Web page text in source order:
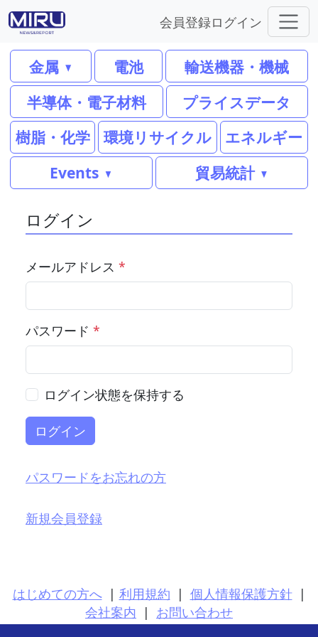
会員登録ログイン
金属 電池
輸送機器・機械
半導体・電子材料
プライスデータ
樹脂・化学
環境リサイクル
エネルギー
Events
貿易統計
ログイン
メールアドレス *
パスワード *
ログイン状態を保持する
ログイン
パスワードをお忘れの方
新規会員登録
はじめての方へ | 利用規約 | 個人情報保護方針 |
会社案内 | お問い合わせ